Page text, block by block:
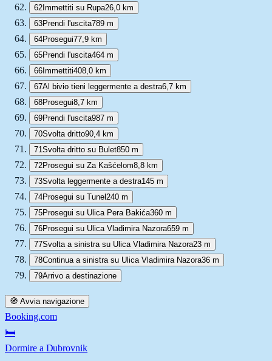
62Immettiti su Rupa26,0 km
63Prendi l'uscita789 m
64Prosegui77,9 km
65Prendi l'uscita464 m
66Immettiti408,0 km
67Al bivio tieni leggermente a destra6,7 km
68Prosegui8,7 km
69Prendi l'uscita987 m
70Svolta dritto90,4 km
71Svolta dritto su Bulet850 m
72Prosegui su Za Kašćelom8,8 km
73Svolta leggermente a destra145 m
74Prosegui su Tunel240 m
75Prosegui su Ulica Pera Bakića360 m
76Prosegui su Ulica Vladimira Nazora659 m
77Svolta a sinistra su Ulica Vladimira Nazora23 m
78Continua a sinistra su Ulica Vladimira Nazora36 m
79Arrivo a destinazione
🧭 Avvia navigazione
Booking.com
🛏️
Dormire a Dubrovnik